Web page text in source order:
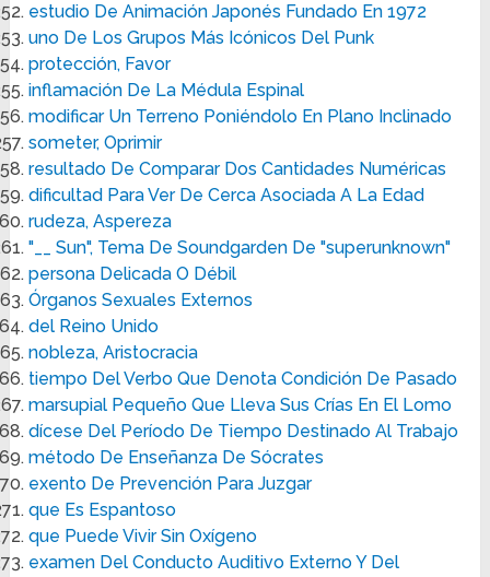
estudio De Animación Japonés Fundado En 1972
uno De Los Grupos Más Icónicos Del Punk
protección, Favor
inflamación De La Médula Espinal
modificar Un Terreno Poniéndolo En Plano Inclinado
someter, Oprimir
resultado De Comparar Dos Cantidades Numéricas
dificultad Para Ver De Cerca Asociada A La Edad
rudeza, Aspereza
"__ Sun", Tema De Soundgarden De "superunknown"
persona Delicada O Débil
Órganos Sexuales Externos
del Reino Unido
nobleza, Aristocracia
tiempo Del Verbo Que Denota Condición De Pasado
marsupial Pequeño Que Lleva Sus Crías En El Lomo
dícese Del Período De Tiempo Destinado Al Trabajo
método De Enseñanza De Sócrates
exento De Prevención Para Juzgar
que Es Espantoso
que Puede Vivir Sin Oxígeno
examen Del Conducto Auditivo Externo Y Del